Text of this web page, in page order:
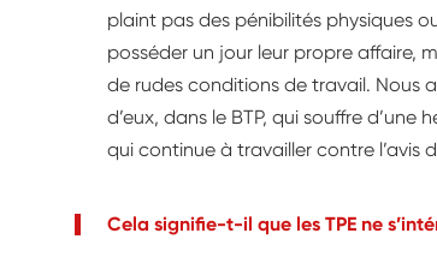
plaint pas des pénibilités physiques
posséder un jour leur propre affaire,
de rudes conditions de travail. Nous
d’eux, dans le BTP, qui souffre
qui continue à travailler contre l’avis
Cela signifie-t-il que les TPE ne